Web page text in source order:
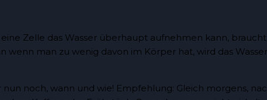
Zelle das Wasser überhaupt aufnehmen kann,
man zu wenig davon im Körper hat, wird das
noch, wann und wie! Empfehlung: Gleich morgens,